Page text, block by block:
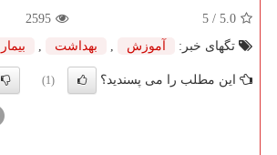
5.0
/ 5
2595
تگهای خبر:
آموزش , بهداشت , بیمار
این مطلب را می پسندید؟ (1)